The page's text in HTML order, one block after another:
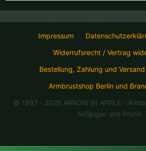
Impressum
Widerrufsrecht / Vertrag
Bestellung, Zahlung und Versand
Armbrustshop Berlin und
© 1997 - 2026 ARROW IN APPLE -
Anfänger und Profis.